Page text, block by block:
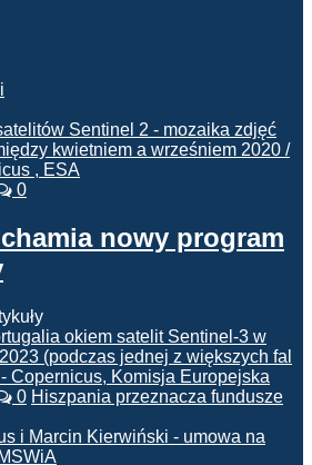
0
nowy program
0 Hiszpania przeznacza fundusze